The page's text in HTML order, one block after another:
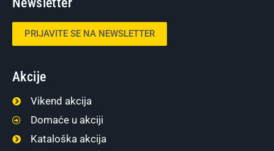
PRIJAVITE SE NA NEWSLETTER
Akcije
Vikend akcija
Domaće u akciji
Kataloška akcija